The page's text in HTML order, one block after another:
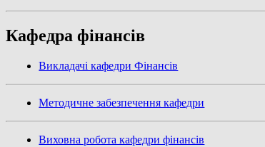
Кафедра фінансів
Викладачі кафедри Фінансів
Методичне забезпечення кафедри
Виховна робота кафедри фінансів